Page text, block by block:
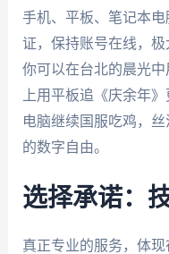
手机、平板、笔记本
证，保持账号在线，极
你可以在台北的晨光
上用平板追《庆余年
电脑继续国服吃鸡，
的数字自由。
选择承诺：
真正专业的服务，体现